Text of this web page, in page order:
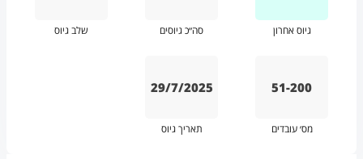
גיוס אחרון סה״כ גיוסים שלב גיוס
51-200
מס׳ עובדים
29/7/2025
תאריך גיוס